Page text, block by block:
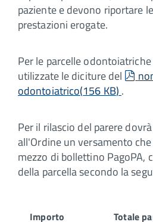
paziente e devono riportare
prestazioni erogate.
Per le parcelle
utilizzate le diciture del
pdf
odontoiatrico(156 KB) .
Per il rilascio del parere
all'Ordine un versamento
mezzo di bollettino PagoPA,
della parcella secondo la
Importo
Totale